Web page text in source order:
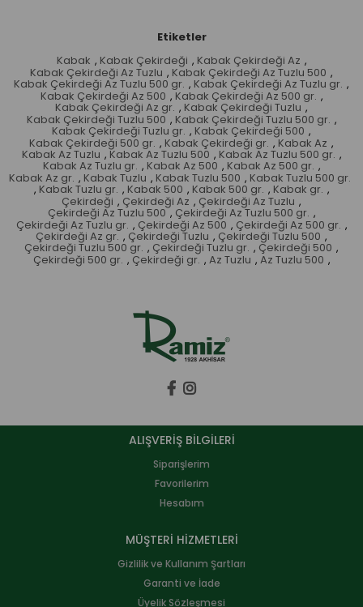
Etiketler
Kabak , Kabak Çekirdeği , Kabak Çekirdeği Az ,
Kabak Çekirdeği Az Tuzlu , Kabak Çekirdeği Az Tuzlu 500 ,
Kabak Çekirdeği Az Tuzlu 500 gr. , Kabak Çekirdeği Az Tuzlu gr. ,
Kabak Çekirdeği Az 500 , Kabak Çekirdeği Az 500 gr. ,
Kabak Çekirdeği Az gr. , Kabak Çekirdeği Tuzlu ,
Kabak Çekirdeği Tuzlu 500 , Kabak Çekirdeği Tuzlu 500 gr. ,
Kabak Çekirdeği Tuzlu gr. , Kabak Çekirdeği 500 ,
Kabak Çekirdeği 500 gr. , Kabak Çekirdeği gr. , Kabak Az ,
Kabak Az Tuzlu ,Kabak Az Tuzlu 500 , Kabak Az Tuzlu 500 gr. ,
Kabak Az Tuzlu gr. , Kabak Az 500 , Kabak Az 500 gr. ,
Kabak Az gr. , Kabak Tuzlu , Kabak Tuzlu 500 , Kabak Tuzlu 500 gr.
, Kabak Tuzlu gr. , Kabak 500 , Kabak 500 gr. , Kabak gr. ,
Çekirdeği , Çekirdeği Az , Çekirdeği Az Tuzlu ,
Çekirdeği Az Tuzlu 500 , Çekirdeği Az Tuzlu 500 gr. ,
Çekirdeği Az Tuzlu gr. , Çekirdeği Az 500 , Çekirdeği Az 500 gr. ,
Çekirdeği Az gr. , Çekirdeği Tuzlu , Çekirdeği Tuzlu 500 ,
Çekirdeği Tuzlu 500 gr. , Çekirdeği Tuzlu gr. , Çekirdeği 500 ,
Çekirdeği 500 gr. , Çekirdeği gr. , Az Tuzlu , Az Tuzlu 500 ,
ALIŞVERİŞ BİLGİLERİ
Siparişlerim
Favorilerim
Hesabım
MÜŞTERİ HİZMETLERİ
Gizlilik ve Kullanım Şartları
Garanti ve İade
Üyelik Sözleşmesi